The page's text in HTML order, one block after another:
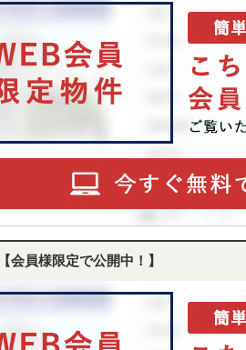
【会員様限定で公開中！】